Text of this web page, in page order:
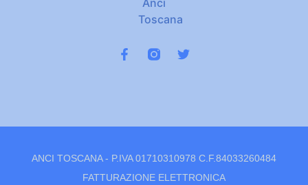
ANCI TOSCANA - P.IVA 01710310978 C.F.84033260484
FATTURAZIONE ELETTRONICA